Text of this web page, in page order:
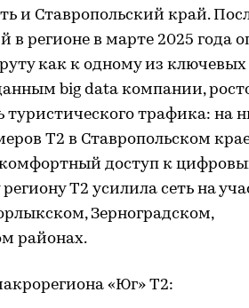
и Ставропольский край.
регионе в марте 2025 года
как к одному из ключевых
big data компании,
трафика: на
T2 в Ставропольском
комфортный доступ к
T2 усилила сеть на
Зерноградском,
районах.
«Юг» T2: